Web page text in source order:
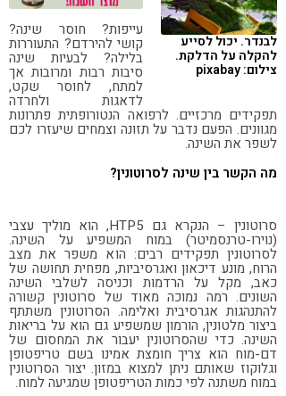
קורונה
טבעונות
לבנדר. יכול לסייע
להקלה על הדלקת.
צילום: pixabay
עייפות? חוסר שינה?
קושי להירדם? התעוררות
בלילה? לבעיות שינה
סיבות רבות ומרובות אך
למתח, לחוסר שקט,
לדאגות ולחרדה
תפקידים מרכזיים. לרפואה הנטורופתית פתרונות
מגוונים. הפעם נדבר על תזונה וצמחים שיעזרו לכם
לשפר את השינה.
מה הקשר בין שינה לסרוטונין?
סרוטונין – הנקרא גם HTP5, הוא מוליך עצבי
(נוירו-טרנסמיטר) במוח המשפיע על השינה.
לסרוטונין תפקידים רבים: הוא משפר את מצב
הרוח, מונע דיכאון ואגרסיביות, מפחית תחושה של
כאב, מקל על הרדמות וכניסה לשלבי השינה
השונים. רמה נמוכה מאוד של סרוטונין קשורה
להתנהגות אגרסיבית ואלימה. הסרוטונין משתתף
ביצור מלטונין, הורמון שמשפיע גם הוא על בריאות
השינה. כדי שהסרוטונין יעבור את המחסום של
דם-מוח הוא צריך חומצת אמינו בשם טריפטופן
וגלוקוז שאותם ניתן למצוא במזון. יצור הסרוטונין
במוח משתנה לפי כמות הטריפטופן שמגיעה למוח.